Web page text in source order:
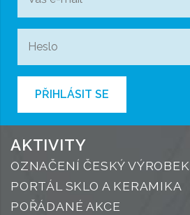
PŘIHLÁSIT SE
AKTIVITY
OZNAČENÍ ČESKÝ VÝROBEK
PORTÁL SKLO A KERAMIKA
POŘÁDANÉ AKCE